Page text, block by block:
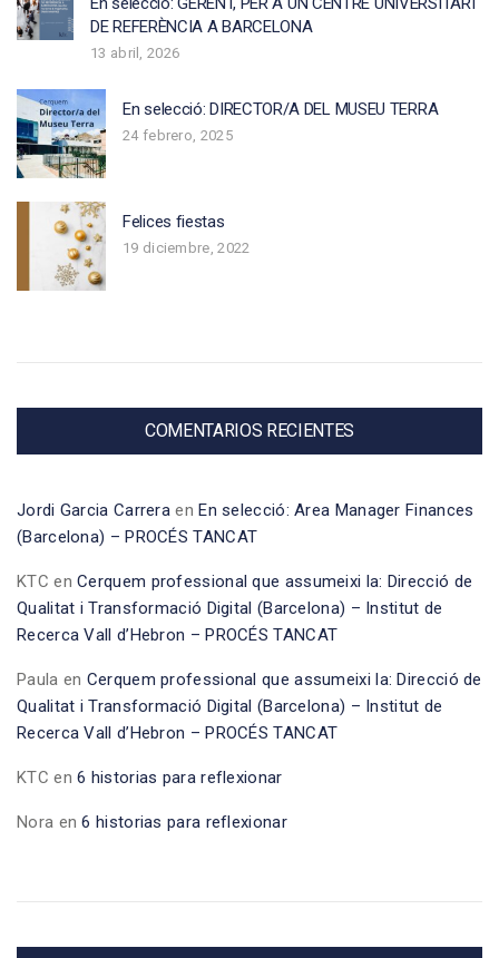
DE REFERÈNCIA A BARCELONA
13 abril, 2026
En selecció: DIRECTOR/A DEL MUSEU TERRA
24 febrero, 2025
Felices fiestas
19 diciembre, 2022
COMENTARIOS RECIENTES
Jordi Garcia Carrera enEn selecció: Area Manager Finances
(Barcelona) – PROCÉS TANCAT
KTC enCerquem professional que assumeixi la: Direcció de
Qualitat i Transformació Digital (Barcelona) – Institut de
Recerca Vall d’Hebron – PROCÉS TANCAT
Paula en Cerquem professional que assumeixi la: Direcció de
Qualitat i Transformació Digital (Barcelona) – Institut de
Recerca Vall d’Hebron – PROCÉS TANCAT
KTC en6 historias para reflexionar
Nora en6 historias para reflexionar